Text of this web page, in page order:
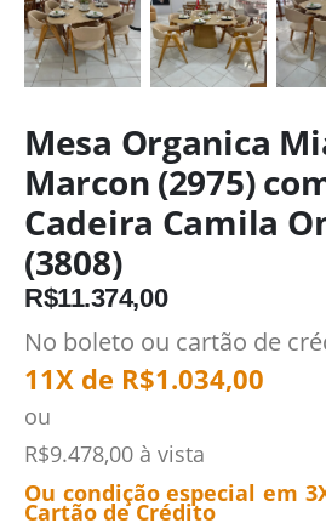
Mesa Organica
Marcon (2975)
Cadeira Camila
(3808)
R$11.374,00
No boleto ou cartão de
11X de R$1.034,00
ou
R$9.478,00 à vista
Ou condição especial em
Cartão de Crédito